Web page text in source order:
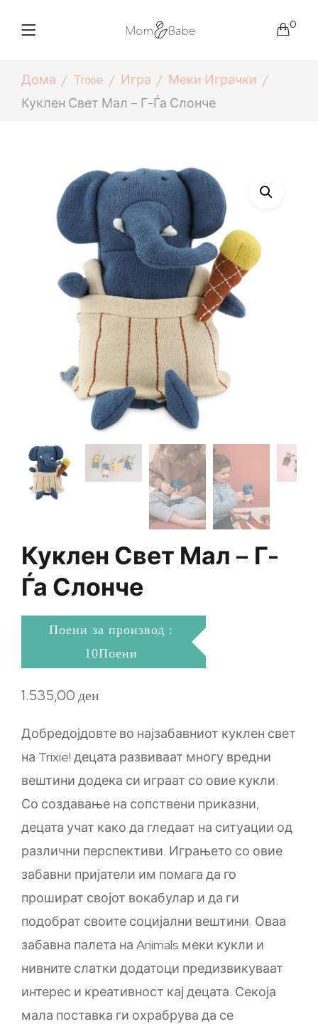
0
Дома Trixie Игра
Меки Играчки
Куклен Свет Мал – Г-Ѓа Слонче
Куклен Свет Мал – Г-
Ѓа Слонче
Поени за производ :
10Поени
1.535,00ден
Добредојдовте во најзабавниот куклен свет
на Trixie! децата развиваат многу вредни
вештини додека си играат со овие кукли.
Со создавање на сопствени приказни,
децата учат како да гледаат на ситуации од
различни перспективи. Играњето со овие
забавни пријатели им помага да го
прошират својот вокабулар и да ги
подобрат своите социјални вештини. Оваа
забавна палета на Animals меки кукли и
нивните слатки додатоци предизвикуваат
интерес и креативност кај децата. Секоја
мала поставка ги охрабрува да се